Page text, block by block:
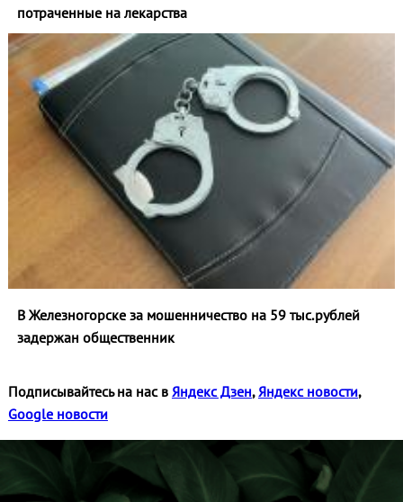
потраченные на лекарства
В Железногорске за мошенничество на 59 тыс.рублей
задержан общественник
Подписывайтесь на нас в Яндекс Дзен, Яндекс новости,
Google новости